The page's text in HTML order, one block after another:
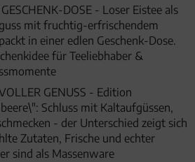
DOSE - Loser Eistee als
mit fruchtig-erfrischendem
in einer edlen Geschenk-Dose.
für Teeliebhaber &
GENUSS - Edition
Schluss mit Kaltaufgüssen,
- der Unterschied zeigt sich
Zutaten, Frische und echter
sind als Massenware